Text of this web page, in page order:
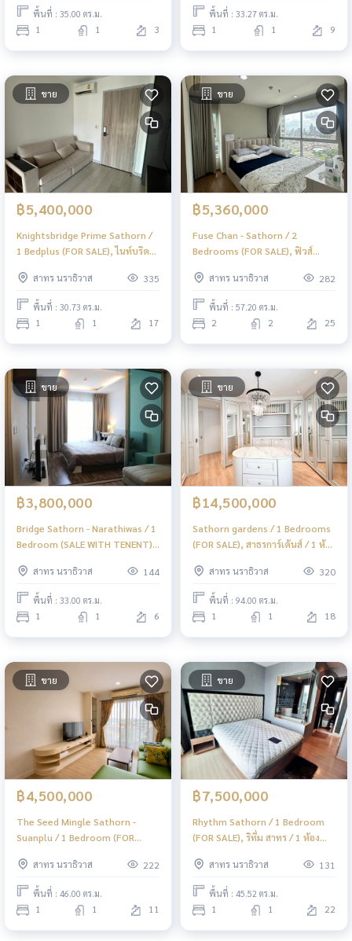
พื้นที่ : 35.00 ตร.ม.
1 1 3
พื้นที่ : 33.27 ตร.ม.
1 1 9
ขาย
฿5,400,000
Knightsbridge Prime Sathorn /
1 Bedplus (FOR SALE), ไนท์บริดจ์
LD062สาทร นราธิวาส 335
พื้นที่ : 30.73 ตร.ม.
1 1 17
ขาย
฿5,360,000
Fuse Chan - Sathorn / 2
Bedrooms (FOR SALE), ฟิวส์
LD068สาทร นราธิวาส 282
พื้นที่ : 57.20 ตร.ม.
2 2 25
ขาย
฿3,800,000
Bridge Sathorn - Narathiwas / 1
Bedroom (SALE WITH TENENT),
(ขายพร้อมผู้เช่า) LD072
สาทร นราธิวาส 144
พื้นที่ : 33.00 ตร.ม.
1 1 6
ขาย
฿14,500,000
Sathorn gardens / 1 Bedrooms
(FOR SALE), สาธรการ์เด้นส์ / 1 ห้อง
สาทร นราธิวาส
320
พื้นที่ : 94.00 ตร.ม.
1 1 18
ขาย
฿4,500,000
The Seed Mingle Sathorn -
Suanplu / 1 Bedroom (FOR
สวนพลู / 1 ห้องนอน (ขาย) PT157
สาทร นราธิวาส 222
พื้นที่ : 46.00 ตร.ม.
1 1 11
ขาย
฿7,500,000
Rhythm Sathorn / 1 Bedroom
(FOR SALE), ริทึ่ม สาทร / 1 ห้อง
สาทร นราธิวาส
131
พื้นที่ : 45.52 ตร.ม.
1 1 22